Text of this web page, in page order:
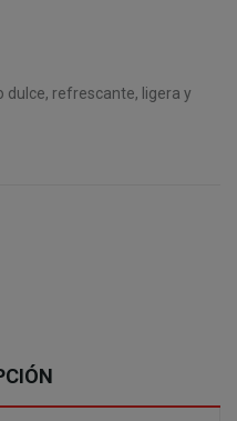
dulce, refrescante, ligera y